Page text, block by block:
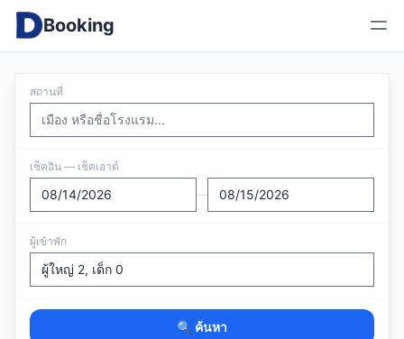
Booking
สถานที่
เช็คอิน — เช็คเอาต์
—
ผู้เข้าพัก
🔍 ค้นหา